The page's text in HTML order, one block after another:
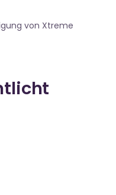
von Xtreme